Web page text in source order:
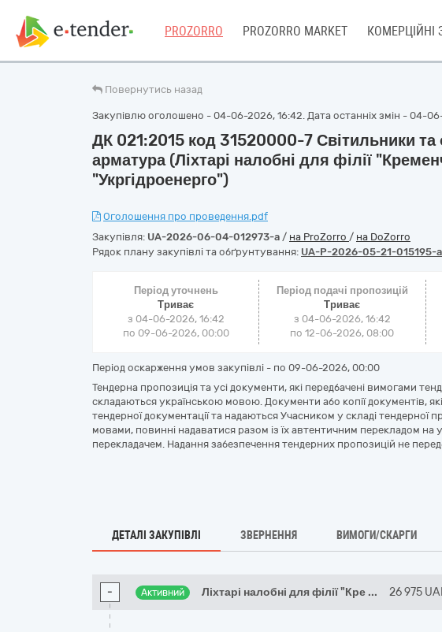
PROZORRO PROZORRO MARKET КОМЕРЦІЙНІ
Повернутись назад
Закупівлю оголошено - 04-06-2026, 16:42. Дата останніх змін - 04-
ДК 021:2015 код 31520000-7 Світильники
арматура (Ліхтарі налобні для філії
"Укргідроенерго")
Оголошення про проведення.pdf
Закупівля: UA-2026-06-04-012973-a / на ProZorro / на DoZorro
Рядок плану закупівлі та обґрунтування: UA-P-2026-05-21-015195-a
Період уточнень
Триває
з 04-06-2026, 16:42
по 09-06-2026, 00:00
Період подачі пропозицій
Триває
з 04-06-2026, 16:42
по 12-06-2026, 08:00
Період оскарження умов закупівлі - по 09-06-2026, 00:00
Тендерна пропозиція та усі документи, які передбачені вимогами
складаються українською мовою. Документи або копії документів,
тендерної документації та надаються Учасником у складі тендерної
мовами, повинні надаватися разом із їх автентичним перекладом на
перекладачем. Надання забезпечення тендерних пропозицій не
ДЕТАЛІ ЗАКУПІВЛІ ЗВЕРНЕННЯ ВИМОГИ/СКАРГИ
- Активний Ліхтарі налобні для філії "Кре ... 26 975